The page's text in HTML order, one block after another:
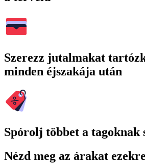
Szerezz jutalmakat
minden éjszakája után
Spórolj többet a tagoknak
Nézd meg az árakat